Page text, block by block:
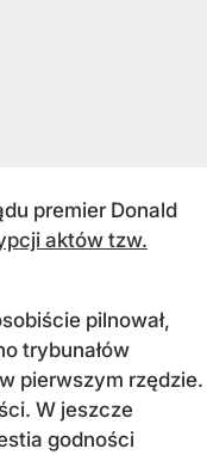
premier Donald
aktów tzw.
pilnował,
trybunałów
pierwszym rzędzie.
W jeszcze
godności